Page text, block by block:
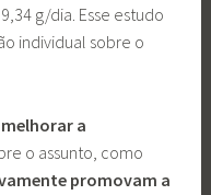
g/dia. Esse estudo
individual sobre o
melhorar a
o assunto, como
promovam a